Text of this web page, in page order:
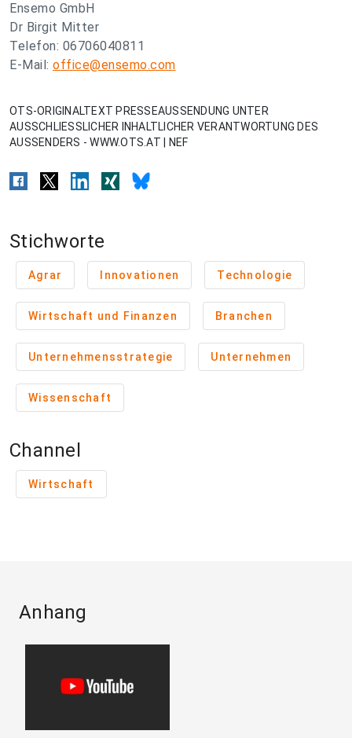
Ensemo GmbH
Dr Birgit Mitter
Telefon: 06706040811
E-Mail: office@ensemo.com
OTS-ORIGINALTEXT PRESSEAUSSENDUNG UNTER
AUSSCHLIESSLICHER INHALTLICHER VERANTWORTUNG DES
AUSSENDERS - WWW.OTS.AT | NEF
Stichworte
Agrar Innovationen Technologie
Wirtschaft und Finanzen Branchen
Unternehmensstrategie Unternehmen
Wissenschaft
Channel
Wirtschaft
Anhang